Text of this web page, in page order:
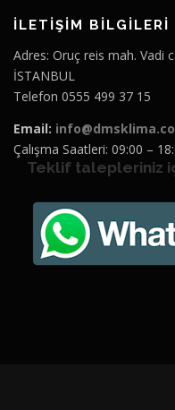
İLETİŞİM BİLGİLERİ
Adres: Oruç reis mah. Vadi
İSTANBUL
Telefon 0555 499 37 15
Email:
Çalışma Saatleri: 09:00 –
Teklif talepleriniz